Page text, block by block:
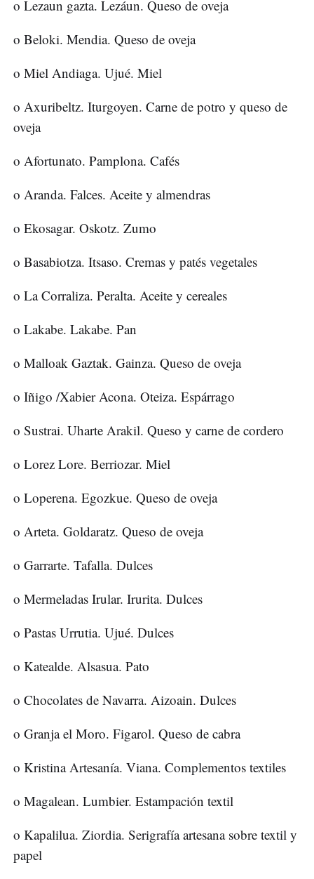
o Lezaun gazta. Lezáun. Queso de oveja
o Beloki. Mendia. Queso de oveja
o Miel Andiaga. Ujué. Miel
o Axuribeltz. Iturgoyen. Carne de potro y queso de
oveja
o Afortunato. Pamplona. Cafés
o Aranda. Falces. Aceite y almendras
o Ekosagar. Oskotz. Zumo
o Basabiotza. Itsaso. Cremas y patés vegetales
o La Corraliza. Peralta. Aceite y cereales
o Lakabe. Lakabe. Pan
o Malloak Gaztak. Gainza. Queso de oveja
o Iñigo /Xabier Acona. Oteiza. Espárrago
o Sustrai. Uharte Arakil. Queso y carne de cordero
o Lorez Lore. Berriozar. Miel
o Loperena. Egozkue. Queso de oveja
o Arteta. Goldaratz. Queso de oveja
o Garrarte. Tafalla. Dulces
o Mermeladas Irular. Irurita. Dulces
o Pastas Urrutia. Ujué. Dulces
o Katealde. Alsasua. Pato
o Chocolates de Navarra. Aizoain. Dulces
o Granja el Moro. Figarol. Queso de cabra
o Kristina Artesanía. Viana. Complementos textiles
o Magalean. Lumbier. Estampación textil
o Kapalilua. Ziordia. Serigrafía artesana sobre textil y
papel